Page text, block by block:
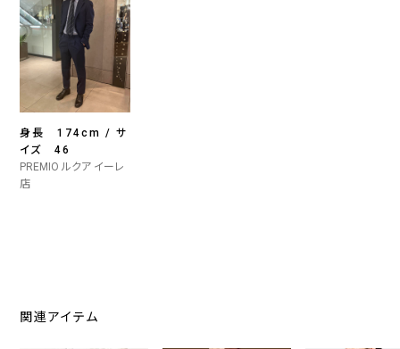
身長 174cm / サ
イズ 46
PREMIO ルクア イーレ
店
関連アイテム